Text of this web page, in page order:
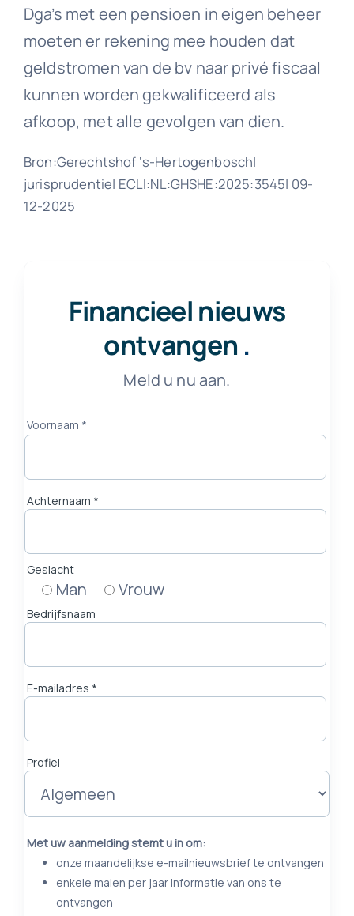
Dga’s met een pensioen in eigen beheer
moeten er rekening mee houden dat
geldstromen van de bv naar privé fiscaal
kunnen worden gekwalificeerd als
afkoop, met alle gevolgen van dien.
Bron:Gerechtshof ‘s-Hertogenbosch|
jurisprudentie| ECLI:NL:GHSHE:2025:3545| 09-
12-2025
Financieel nieuws
ontvangen .
Meld u nu aan.